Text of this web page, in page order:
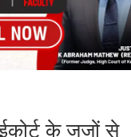
के जजों से